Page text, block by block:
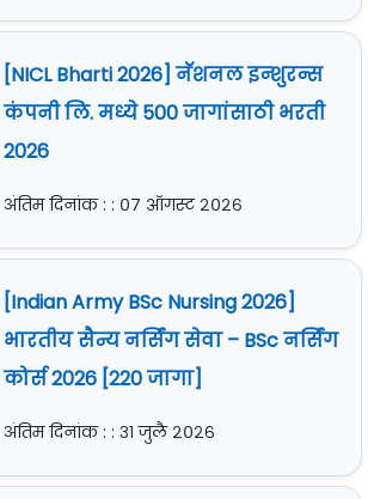
[NICL Bharti 2026] नॅशनल इन्शुरन्स
कंपनी लि. मध्ये 500 जागांसाठी भरती
2026
अंतिम दिनांक : : ०७ ऑगस्ट २०२६
[Indian Army BSc Nursing 2026]
भारतीय सैन्य नर्सिंग सेवा – BSc नर्सिंग
कोर्स 2026 [220 जागा]
अंतिम दिनांक : : ३१ जुलै २०२६